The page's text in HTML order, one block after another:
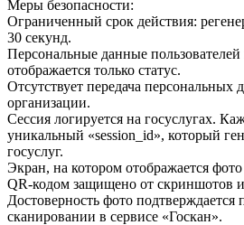
Меры безопасности:
Ограниченный срок действия:
30 секунд.
Персональные данные пользователей
отображается только статус.
Отсутствует передача персональных
организации.
Сессия логируется на госуслугах.
уникальный «session_id», который
госуслуг.
Экран, на котором отображается
QR-кодом защищено от скриншотов
Достоверность фото
сканировании в сервисе «Госкан».